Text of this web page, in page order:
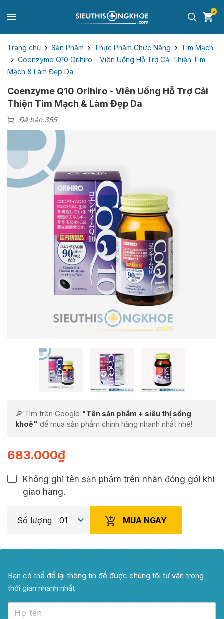
0
Trang chủ Sản Phẩm Thực Phẩm Chức Năng
Tim Mạch
Coenzyme Q10 Orihiro – Viên Uống Hỗ Trợ Cải Thiện Tim
Mạch & Làm Đẹp Da
Coenzyme Q10 Orihiro - Viên Uống Hỗ Trợ Cải
Thiện Tim Mạch & Làm Đẹp Da
Đã bán 355
🔎 Tìm trên Google "Tên sản phẩm + siêu thị sống
khoẻ" để mua sản phẩm chính hãng nhanh nhất nhé!
683.000₫
Không ghi tên sản phẩm trên nhãn đóng gói khi
giao hàng.
Số lượng MUA NGAY
Bạn có thể để lại thông tin để được chúng tôi tư vấn trong
thời gian nhanh nhất